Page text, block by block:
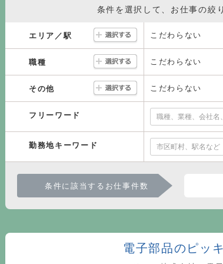
条件を選択して、お仕事の絞
エリア／駅 こだわらない
職種 こだわらない
その他 こだわらない
フリーワード
勤務地キーワード
条件に該当するお仕事件数
電子部品のピッ